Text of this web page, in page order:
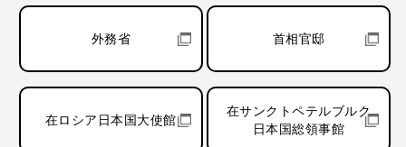
外務省 首相官邸
在ロシア日本国大使館
在サンクトペテルブルク
日本国総領事館